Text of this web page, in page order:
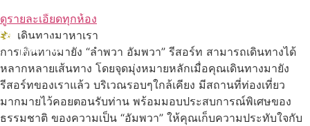
ดูรายละเอียดทุกห้อง
เดินทางมาหาเรา
การเดินทางมายัง “ลำพวา อัมพวา” รีสอร์ท สามารถเดินทางได้
หลากหลายเส้นทาง โดยจุดมุ่งหมายหลักเมื่อคุณเดินทางมายัง
รีสอร์ทของเราแล้ว บริเวณรอบๆใกล้เคียง มีสถานที่ท่องเที่ยว
มากมายไว้คอยตอนรับท่าน พร้อมมอบประสบการณ์พิเศษของ
ธรรมชาติ ของความเป็น “อัมพวา” ให้คุณเก็บความประทับใจกับ
"ตลาดน้ำอัมพวา"
ดูทั้งหมด